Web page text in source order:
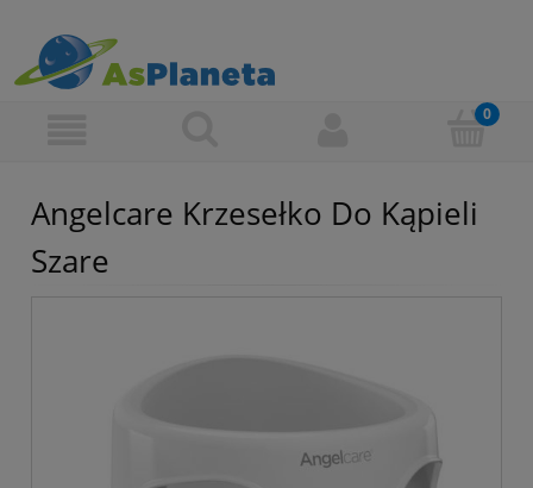
Angelcare Krzesełko Do Kąpieli
Szare